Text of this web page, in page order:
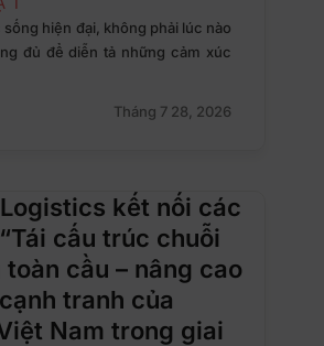
hiện đại, không phải lúc nào
đủ để diễn tả những cảm xúc
Tháng 7 28, 2026
kết nối các
cấu trúc chuỗi
cầu – nâng cao
tranh của
Nam trong giai